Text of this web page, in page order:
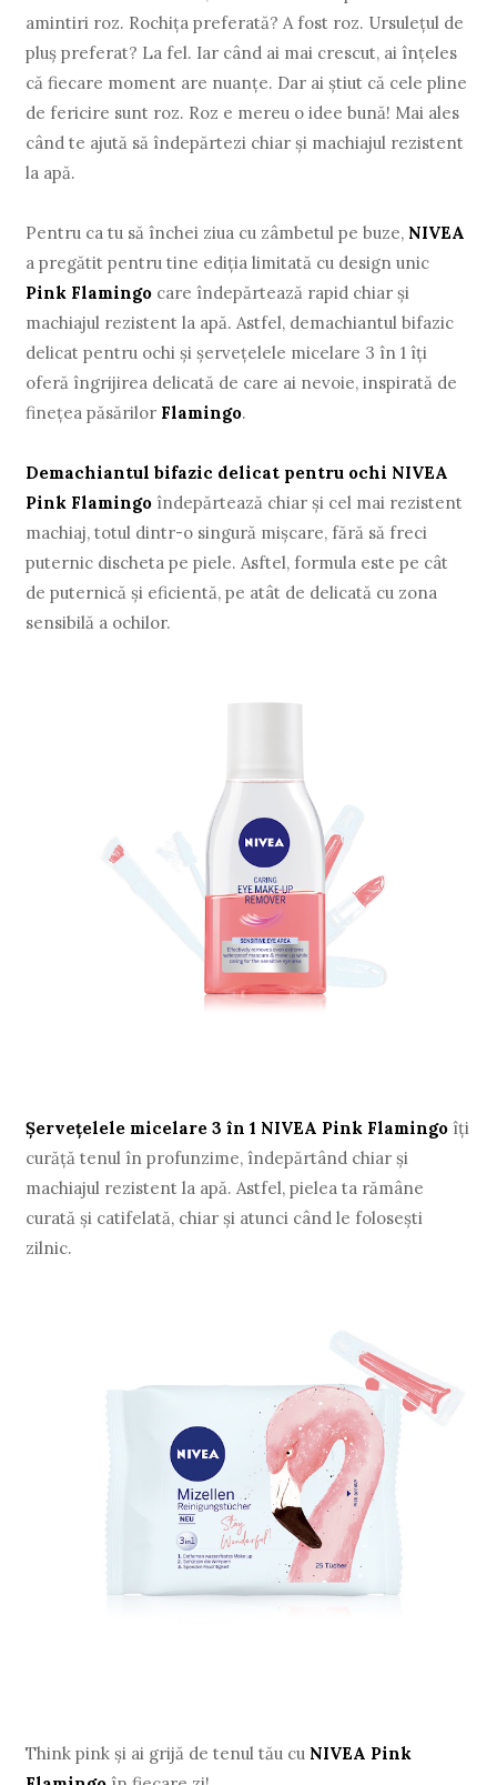
amintiri roz. Rochița preferată? A fost roz. Ursulețul de
pluș preferat? La fel. Iar când ai mai crescut, ai înțeles
că fiecare moment are nuanțe. Dar ai știut că cele pline
de fericire sunt roz. Roz e mereu o idee bună! Mai ales
când te ajută să îndepărtezi chiar și machiajul rezistent
la apă.
Pentru ca tu să închei ziua cu zâmbetul pe buze, NIVEA
a pregătit pentru tine ediția limitată cu design unic
Pink Flamingo care îndepărtează rapid chiar și
machiajul rezistent la apă. Astfel, demachiantul bifazic
delicat pentru ochi și șervețelele micelare 3 în 1 îți
oferă îngrijirea delicată de care ai nevoie, inspirată de
finețea păsărilor Flamingo.
Demachiantul bifazic delicat pentru ochi NIVEA
Pink Flamingoîndepărtează chiar și cel mai rezistent
machiaj, totul dintr-o singură mișcare, fără să freci
puternic discheta pe piele. Asftel, formula este pe cât
de puternică și eficientă, pe atât de delicată cu zona
sensibilă a ochilor.
Șervețelele micelare 3 în 1 NIVEA Pink Flamingo îți
curăță tenul în profunzime, îndepărtând chiar și
machiajul rezistent la apă. Astfel, pielea ta rămâne
curată și catifelată, chiar și atunci când le folosești
zilnic.
Think pink și ai grijă de tenul tău cu NIVEA Pink